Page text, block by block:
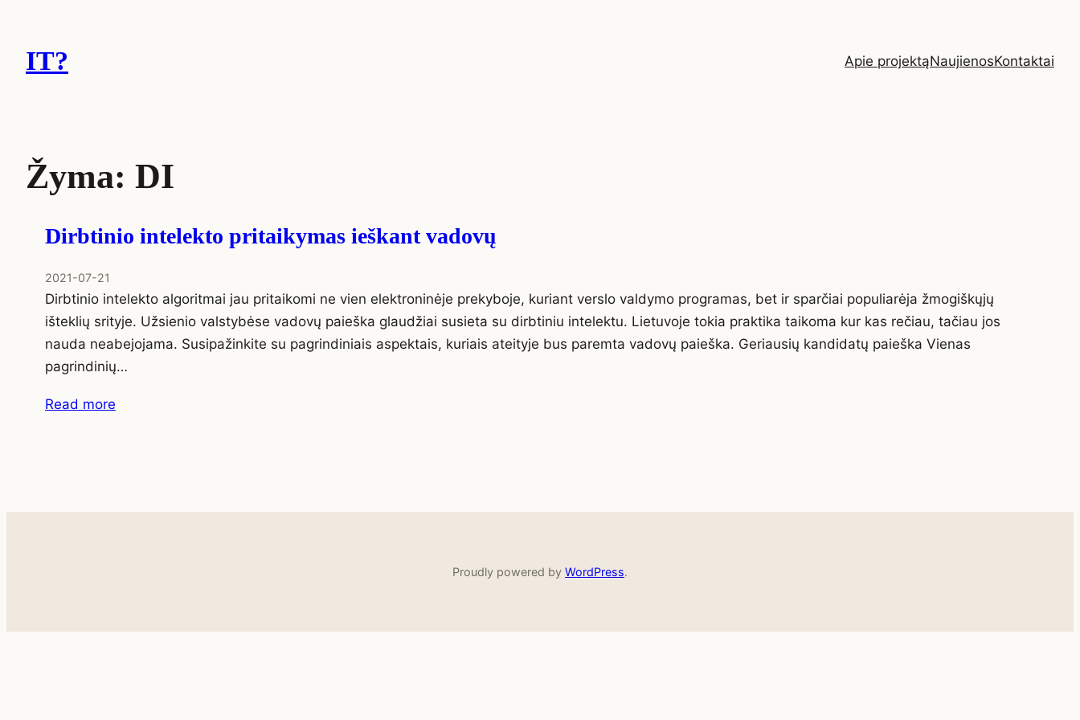
turinioIT? Apie projektąNaujienosKontaktai
Žyma: DI
Dirbtinio intelekto pritaikymas ieškant vadovų
2021-07-21
Dirbtinio intelekto algoritmai jau pritaikomi ne vien elektroninėje prekyboje, kuriant verslo valdymo programas, bet ir sparčiai populiarėja žmogiškųjų
išteklių srityje. Užsienio valstybėse vadovų paieška glaudžiai susieta su dirbtiniu intelektu. Lietuvoje tokia praktika taikoma kur kas rečiau, tačiau jos
nauda neabejojama. Susipažinkite su pagrindiniais aspektais, kuriais ateityje bus paremta vadovų paieška. Geriausių kandidatų paieška Vienas
pagrindinių…
Read more
Proudly powered by WordPress.